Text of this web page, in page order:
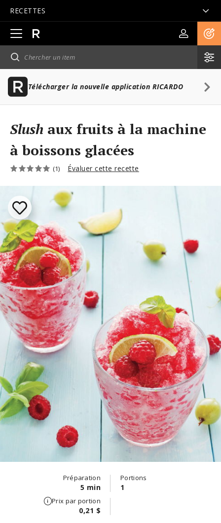
RECETTES
Ouvrir
la
navigation
principale
Télécharger la nouvelle application RICARDO
Slush aux fruits à la machine
à boissons glacées
(1) Évaluer cette recette
Préparation
5 min
Portions
1
Prix par portion
0,21 $